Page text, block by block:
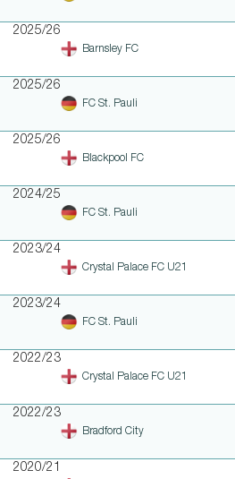
2025/26
Barnsley FC
2025/26
FC St. Pauli
2025/26
Blackpool FC
2024/25
FC St. Pauli
2023/24
Crystal Palace FC U21
2023/24
FC St. Pauli
2022/23
Crystal Palace FC U21
2022/23
Bradford City
2020/21